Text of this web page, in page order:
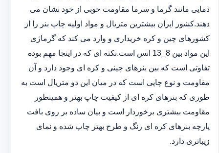
دمایی مانند گرما و سرما مقاومت خوبی از خود نشان می
دهند.کشور ایران بیشترین متریال و مواد اولیه چاپ بنر را از
کشورهای چین و کره خریداری و وارد می کند که گرماژی
این مواد بین 8_13 انس است.نکته ای که در اینجا مهم بوده
تفاوتی است که بین بنرهای چینی و کره ای وجود دارد و آن
مقاومت و نوع چاپی است که در میان این دو متریال است به
طوری که بنرهای کره ای از کیفیت چاپ بهتر و همینطور
مقاومت بیشتری برخوردار است و بیان ساده بر روی بافت
پارچه بنرهای کره ای رنگ و طرح بهتر چاپ شده و نمای
زیباتری دارد.